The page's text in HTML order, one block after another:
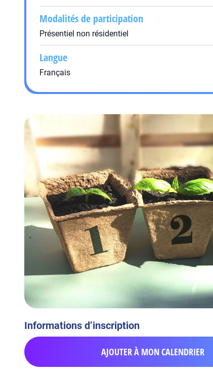
Modalités de participation
Présentiel non résidentiel
Langue
Français
Informations d’inscription
AJOUTER À MON CALENDRIER